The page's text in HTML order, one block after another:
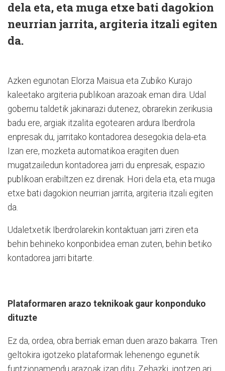
dela eta, eta muga etxe bati dagokion
neurrian jarrita, argiteria itzali egiten
da.
Azken egunotan Elorza Maisua eta Zubiko Kurajo
kaleetako argiteria publikoan arazoak eman dira. Udal
gobernu taldetik jakinarazi dutenez, obrarekin zerikusia
badu ere, argiak itzalita egotearen ardura Iberdrola
enpresak du, jarritako kontadorea desegokia dela-eta.
Izan ere, mozketa automatikoa eragiten duen
mugatzailedun kontadorea jarri du enpresak, espazio
publikoan erabiltzen ez direnak. Hori dela eta, eta muga
etxe bati dagokion neurrian jarrita, argiteria itzali egiten
da.
Udaletxetik Iberdrolarekin kontaktuan jarri ziren eta
behin behineko konponbidea eman zuten, behin betiko
kontadorea jarri bitarte.
Plataformaren arazo teknikoak gaur konponduko
dituzte
Ez da, ordea, obra berriak eman duen arazo bakarra. Tren
geltokira igotzeko plataformak lehenengo egunetik